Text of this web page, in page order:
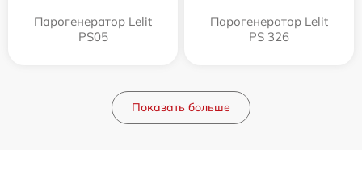
Парогенератор Lelit
PS05
Парогенератор Lelit
PS 326
Показать больше